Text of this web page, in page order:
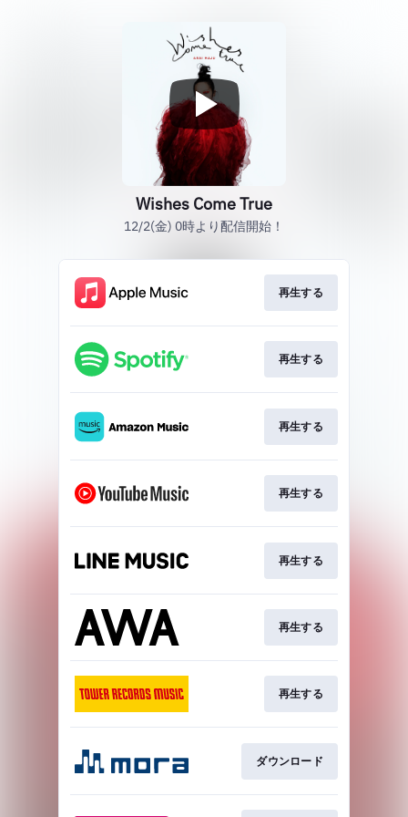
Wishes Come True
12/2(金) 0時より配信開始！
再生する
再生する
再生する
再生する
再生する
再生する
再生する
ダウンロード